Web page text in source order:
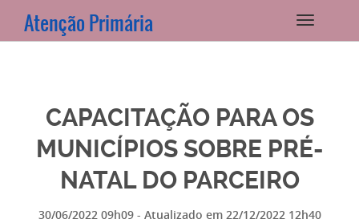
Atenção Primária
CAPACITAÇÃO PARA OS
MUNICÍPIOS SOBRE PRÉ-
NATAL DO PARCEIRO
30/06/2022 09h09 - Atualizado em 22/12/2022 12h40